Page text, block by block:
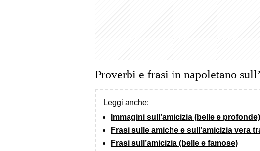
Proverbi e frasi in napoletano
Leggi anche:
Immagini sull’amicizia (belle e profonde)
Frasi sulle amiche e sull’amicizia vera
Frasi sull’amicizia (belle e famose)